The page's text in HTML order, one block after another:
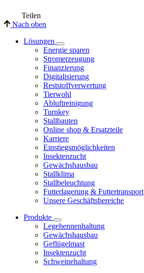
Teilen
Nach oben
Lösungen
Energie sparen
Stromerzeugung
Finanzierung
Digitalisierung
Reststoffverwertung
Tierwohl
Abluftreinigung
Turnkey
Stallbauten
Online shop & Ersatzteile
Karriere
Einstiegsmöglichkeiten
Insektenzucht
Gewächshausbau
Stallklima
Stallbeleuchtung
Futterlagerung & Futtertransport
Unsere Geschäftsbereiche
Produkte
Legehennenhaltung
Gewächshausbau
Geflügelmast
Insektenzucht
Schweinehaltung